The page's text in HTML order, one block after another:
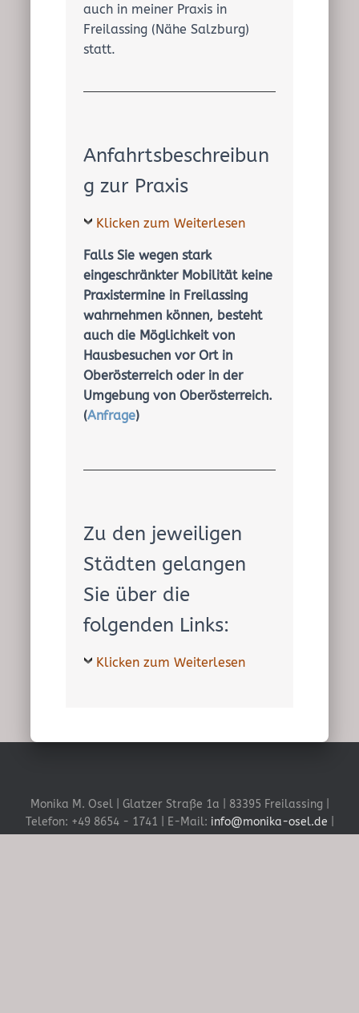
auch in meiner Praxis in
Freilassing (Nähe Salzburg)
statt.
Anfahrtsbeschreibun
g zur Praxis
Klicken zum Weiterlesen
Falls Sie wegen stark
eingeschränkter Mobilität keine
Praxistermine in Freilassing
wahrnehmen können, besteht
auch die Möglichkeit von
Hausbesuchen vor Ort in
Oberösterreich oder in der
Umgebung von Oberösterreich.
(Anfrage)
Zu den jeweiligen
Städten gelangen
Sie über die
folgenden Links:
Klicken zum Weiterlesen
Monika M. Osel | Glatzer Straße 1a | 83395 Freilassing |
Telefon: +49 8654 - 1741 | E-Mail: info@monika-osel.de